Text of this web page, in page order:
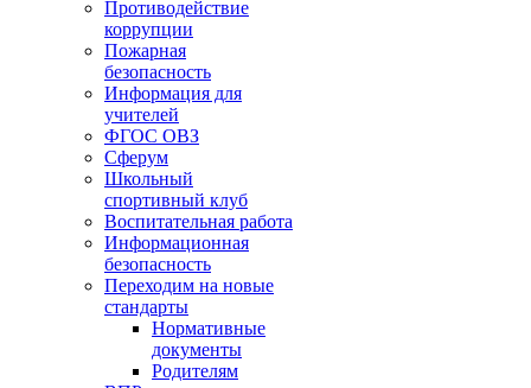
Противодействие
коррупции
Пожарная
безопасность
Информация для
учителей
ФГОС ОВЗ
Сферум
Школьный
спортивный клуб
Воспитательная работа
Информационная
безопасность
Переходим на новые
стандарты
Нормативные
документы
Родителям